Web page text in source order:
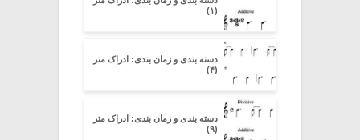
(۱)
دسته بندی و زمان بندی: ادراک متر
(۴)
دسته بندی و زمان بندی: ادراک متر
(۹)